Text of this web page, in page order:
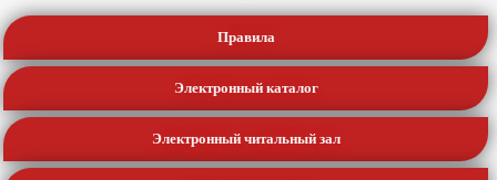
Правила
Электронный каталог
Электронный читальный зал